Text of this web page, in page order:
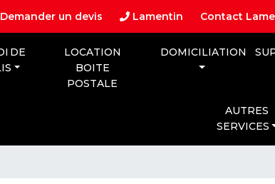
Demander un devis Lamentin Contact
DE
LOCATION
BOITE
POSTALE
DOMICILIATION
AUTRES
SERVICES